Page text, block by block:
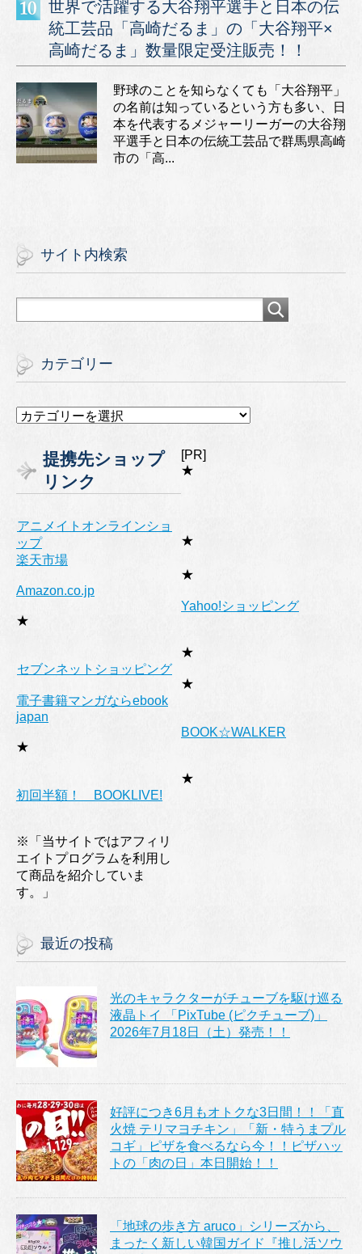
世界で活躍する大谷翔平選手と日本の伝
統工芸品「高崎だるま」の「大谷翔平×
高崎だるま」数量限定受注販売！！
野球のことを知らなくても「大谷翔平」
の名前は知っているという方も多い、日
本を代表するメジャーリーガーの大谷翔
平選手と日本の伝統工芸品で群馬県高崎
市の「高...
サイト内検索
カテゴリー
カ
リ
ー
提携先ショップ
リンク
[PR]
★
アニメイトオンラインショ
ップ
★
楽天市場
★
Amazon.co.jp
★
Yahoo!ショッピング
★
セブンネットショッピング
★
電子書籍マンガならebook
japan
★
BOOK☆WALKER
★
初回半額！ BOOKLIVE!
※「当サイトではアフィリ
エイトプログラムを利用し
て商品を紹介していま
す。」
最近の投稿
光のキャラクターがチューブを駆け巡る
液晶トイ 「PixTube (ピクチューブ)」
2026年7月18日（土）発売！！
好評につき6月もオトクな3日間！！「直
火焼 テリマヨチキン」「新・特うまプル
コギ」ピザを食べるなら今！！ピザハッ
トの「肉の日」本日開始！！
「地球の歩き方 aruco」シリーズから、
まったく新しい韓国ガイド『推し活ソウ